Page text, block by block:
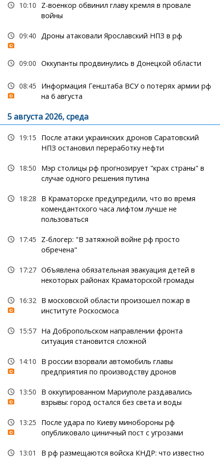
10:10
Z-военкор обвинил главу кремля в провале
войны
09:40 Дроны атаковали Ярославский НПЗ в рф
09:00 Оккупанты продвинулись в Донецкой области
08:45
Информация Генштаба ВСУ о потерях армии рф
на 6 августа
5 августа 2026, среда
19:15
После атаки украинских дронов Саратовский
НПЗ остановил переработку нефти
18:50
Мэр столицы рф прогнозирует "крах страны" в
случае одного решения путина
18:28
В Краматорске предупредили, что во время
комендантского часа лифтом лучше не
пользоваться
17:45
Z-блогер: "В затяжной войне рф просто
обречена"
17:27 Объявлена обязательная эвакуация детей в
некоторых районах Краматорской громады
16:32 В московской области произошел пожар в
институте Роскосмоса
15:57 На Добропольском направлении фронта
ситуация становится сложной
14:10
В россии взорвали автомобиль главы
предприятия по производству дронов
13:50
В оккупированном Мариуполе раздавались
взрывы: город остался без света и воды
13:25
После удара по Киеву минобороны рф
опубликовало циничный пост с угрозами
13:01 В рф размещаются войска КНДР: что известно